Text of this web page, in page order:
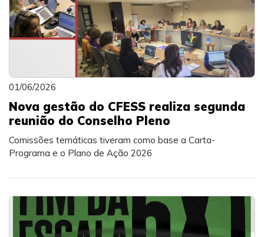
01/06/2026
Nova gestão do CFESS realiza segunda
reunião do Conselho Pleno
Comissões temáticas tiveram como base a Carta-
Programa e o Plano de Ação 2026